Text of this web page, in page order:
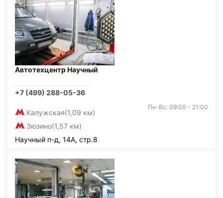
Автотехцентр Научный
+7 (499) 288-05-36
Калужская(1,09 км)
Зюзино(1,57 км)
Пн-Вс: 09:00 - 21:00
Научный п-д, 14А, стр.8